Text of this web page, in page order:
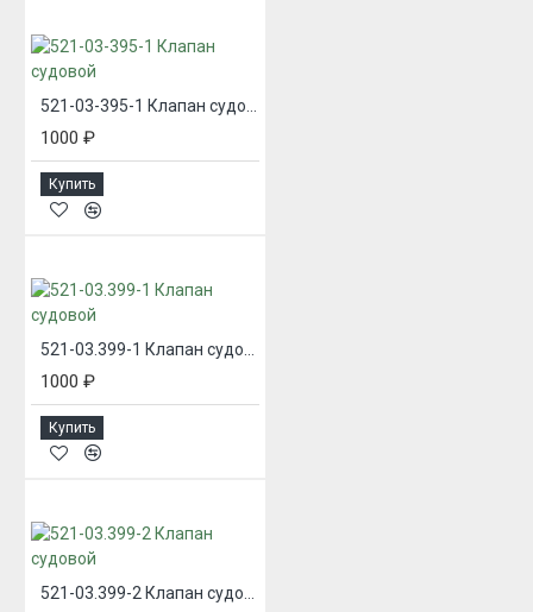
521-03-395-1 Клапан судовой
1000 ₽
Купить
1000 ₽
Купить